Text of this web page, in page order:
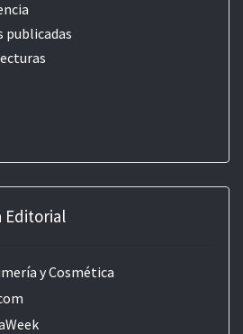
publicadas
Editorial
y Cosmética